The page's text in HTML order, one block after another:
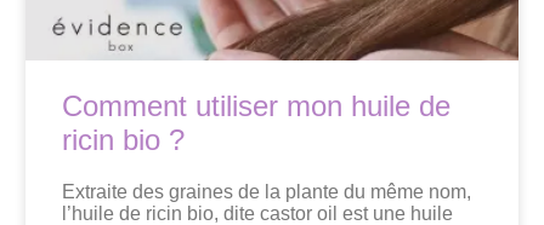
Comment utiliser mon huile de
ricin bio ?
Extraite des graines de la plante du même nom,
l’huile de ricin bio, dite castor oil est une huile